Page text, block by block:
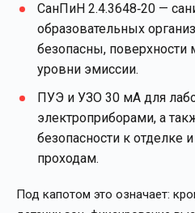
СанПиН 2.4.3648‑20 —
образовательных
безопасны,
уровни эмиссии.
ПУЭ и УЗО 30 мА для
электроприборами, а
безопасности к отделке
проходам.
Под капотом это означает: